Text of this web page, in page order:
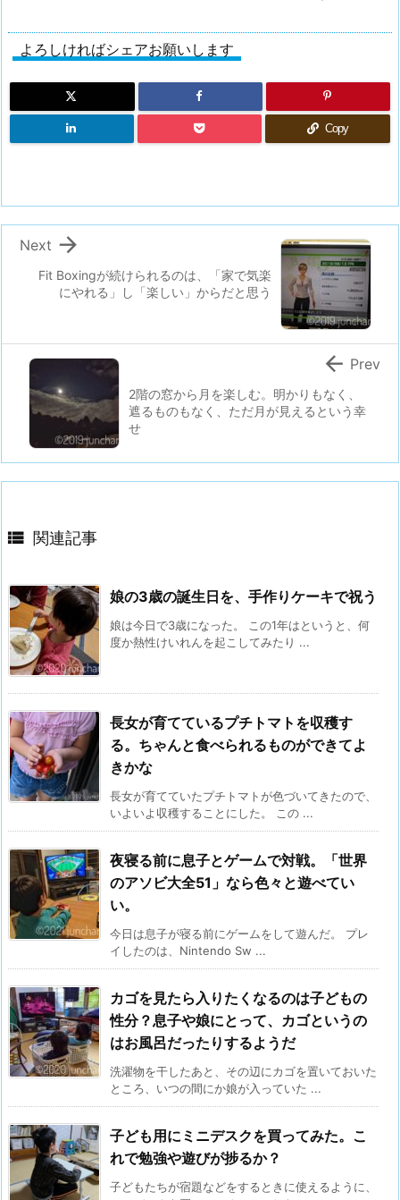
よろしければシェアお願いします
Copy
Fit Boxingが続けられるのは、「家で気楽
にやれる」し「楽しい」からだと思う

Next
2階の窓から月を楽しむ。明かりもなく、
遮るものもなく、ただ月が見えるという幸
せ
 Prev
 関連記事
娘の3歳の誕生日を、手作りケーキで祝う
娘は今日で3歳になった。 この1年はというと、何
度か熱性けいれんを起こしてみたり ...
長女が育てているプチトマトを収穫す
る。ちゃんと食べられるものができてよ
きかな
長女が育てていたプチトマトが色づいてきたので、
いよいよ収穫することにした。 この ...
夜寝る前に息子とゲームで対戦。「世界
のアソビ大全51」なら色々と遊べてい
い。
今日は息子が寝る前にゲームをして遊んだ。 プレ
イしたのは、Nintendo Sw ...
カゴを見たら入りたくなるのは子どもの
性分？息子や娘にとって、カゴというの
はお風呂だったりするようだ
洗濯物を干したあと、その辺にカゴを置いておいた
ところ、いつの間にか娘が入っていた ...
子ども用にミニデスクを買ってみた。こ
れで勉強や遊びが捗るか？
子どもたちが宿題などをするときに使えるように、